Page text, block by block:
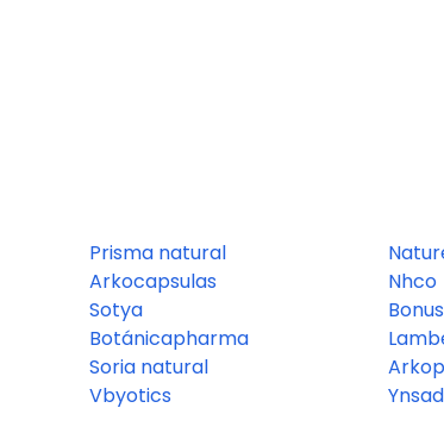
Prisma natural
Arkocapsulas
Sotya
Botánicapharma
Soria natural
Vbyotics
Nhco